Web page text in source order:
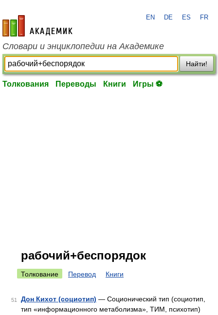
academic.ru
EN DE ES FR
Словари и энциклопедии на Академике
Найти!
Толкования Переводы Книги Игры ⚽
рабочий+беспорядок
Толкование Перевод Книги
51 Дон Кихот (социотип) — Соционический тип (социотип,
тип «информационного метаболизма», ТИМ, психотип)